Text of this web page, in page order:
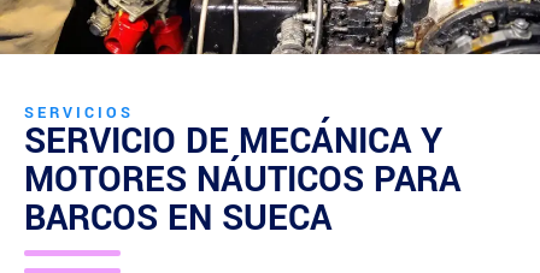
SERVICIOS
SERVICIO DE MECÁNICA Y
MOTORES NÁUTICOS PARA
BARCOS EN SUECA